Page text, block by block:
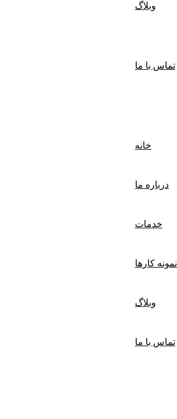
وبلاگ
تماس با ما
خانه
درباره ما
خدمات
نمونه کارها
وبلاگ
تماس با ما